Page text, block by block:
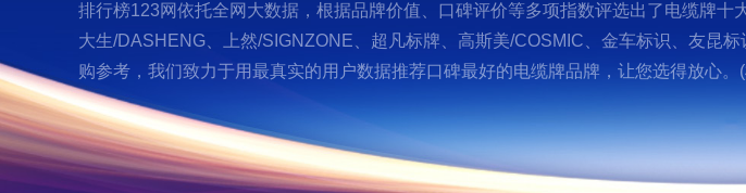
排行榜123网依托全网大数据，根据品牌价值、口碑评价等多项指数评选出了电缆牌
大生/DASHENG、上然/SIGNZONE、超凡标牌、高斯美/COSMIC、金车标识、友昆
购参考，我们致力于用最真实的用户数据推荐口碑最好的电缆牌品牌，让您选得放心。